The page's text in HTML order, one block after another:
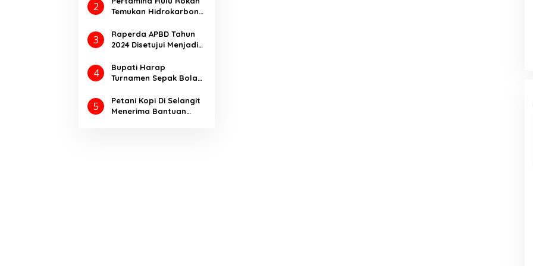
Pemasyarakatan 2025.
2
Temukan Hidrokarbon
Sumur Eksplorasi
Anggrek Violet
3
Raperda APBD Tahun
2024 Disetujui Menjadi
Catatan
4
Bupati Harap
Turnamen Sepak Bola
Kompetisi
Meningkatkan Prestasi
5
Petani Kopi Di Selangit
Menerima Bantuan